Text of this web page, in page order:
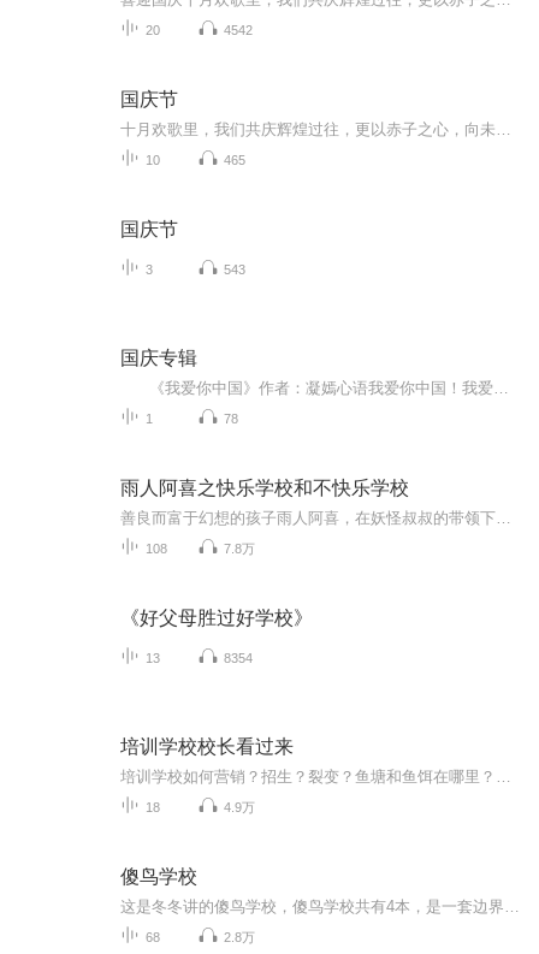
20 4542
国庆节
10 465
国庆节
3 543
国庆专辑
1 78
雨人阿喜之快乐学校和不快乐学校
108 7.8万
《好父母胜过好学校》
13 8354
培训学校校长看过来
18 4.9万
傻鸟学校
68 2.8万